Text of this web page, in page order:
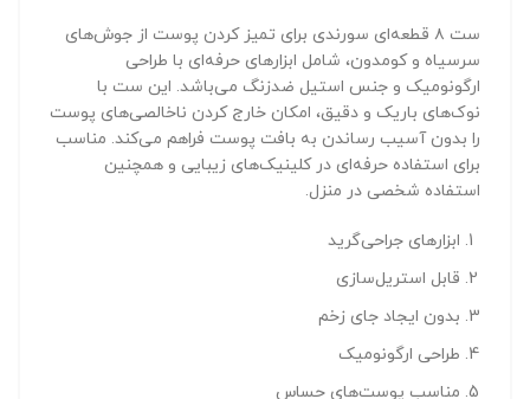
ست ۸ قطعه‌ای سورندی برای تمیز کردن پوست از جوش‌های
سرسیاه و کومدون، شامل ابزارهای حرفه‌ای با طراحی
ارگونومیک و جنس استیل ضدزنگ می‌باشد. این ست با
نوک‌های باریک و دقیق، امکان خارج کردن ناخالصی‌های پوست
را بدون آسیب رساندن به بافت پوست فراهم می‌کند. مناسب
برای استفاده حرفه‌ای در کلینیک‌های زیبایی و همچنین
استفاده شخصی در منزل.
ابزارهای جراحی‌گرید
قابل استریل‌سازی
بدون ایجاد جای زخم
طراحی ارگونومیک
مناسب پوست‌های حساس